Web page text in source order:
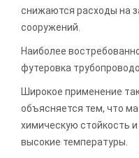
снижаются расходы на
сооружений.
Наиболее
футеровка
Широкое применение
объясняется тем, что
химическую стойкость
высокие температуры.